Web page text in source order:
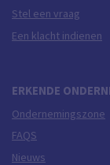
Stel een vraag
Een klacht indienen
ERKENDE
Ondernemingszone
FAQS
Nieuws